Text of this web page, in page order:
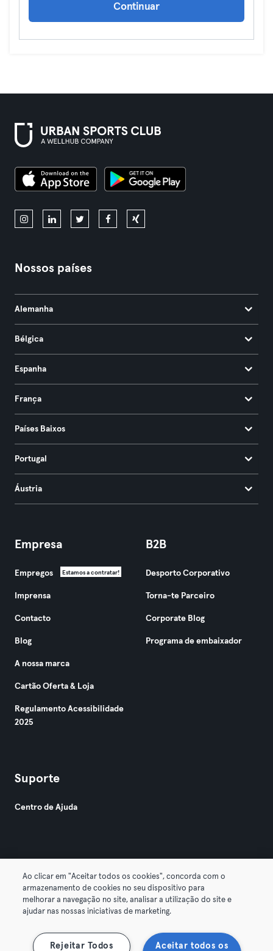
Continuar
Nossos países
Alemanha
Bélgica
Espanha
França
Países Baixos
Portugal
Áustria
Empresa
Empregos Estamos a contratar!
Imprensa
Contacto
Blog
A nossa marca
Cartão Oferta & Loja
Regulamento Acessibilidade
2025
B2B
Desporto Corporativo
Torna-te Parceiro
Corporate Blog
Programa de embaixador
Suporte
Centro de Ajuda
© 2026 Urban Sports Group GmbH. All rights reserved.
Termos & Condições Privacidade
Rescindir contratos aqui Cancelar contratos aqui
Ao clicar em "Aceitar todos os cookies", concorda com o
armazenamento de cookies no seu dispositivo para
melhorar a navegação no site, analisar a utilização do site e
ajudar nas nossas iniciativas de marketing.
Aceitar todos os
Rejeitar Todos